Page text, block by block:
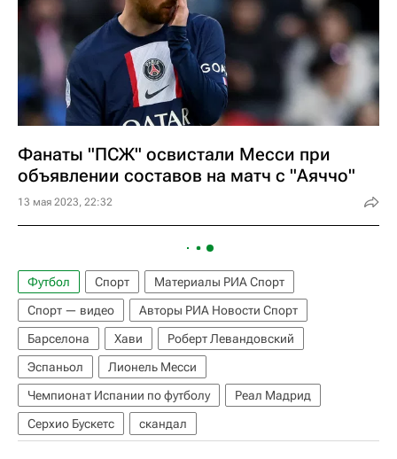
Фанаты "ПСЖ" освистали Месси при
объявлении составов на матч с "Аяччо"
13 мая 2023, 22:32
Футбол Спорт
Материалы РИА Спорт
Спорт — видео
Авторы РИА Новости Спорт
Барселона
Хави
Роберт Левандовский
Эспаньол
Лионель Месси
Чемпионат Испании по футболу
Реал Мадрид
Серхио Бускетс
скандал